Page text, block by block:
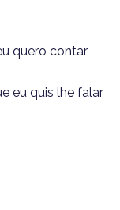
quero contar
eu quis lhe falar